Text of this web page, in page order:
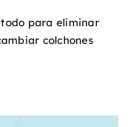
para eliminar
colchones